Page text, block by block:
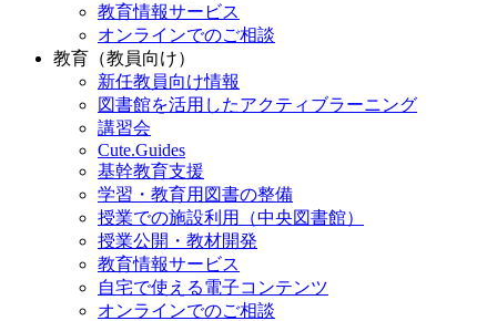
教育情報サービス
オンラインでのご相談
教育（教員向け）
新任教員向け情報
図書館を活用したアクティブラーニング
講習会
Cute.Guides
基幹教育支援
学習・教育用図書の整備
授業での施設利用（中央図書館）
授業公開・教材開発
教育情報サービス
自宅で使える電子コンテンツ
オンラインでのご相談